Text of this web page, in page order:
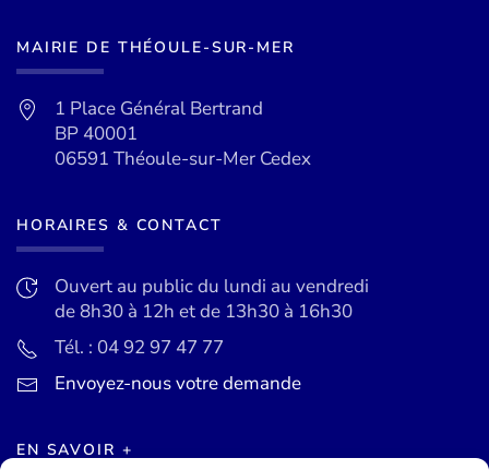
MAIRIE DE THÉOULE-SUR-MER
1 Place Général Bertrand
BP 40001
06591 Théoule-sur-Mer Cedex
HORAIRES & CONTACT
Ouvert au public du lundi au vendredi
de 8h30 à 12h et de 13h30 à 16h30
Tél. : 04 92 97 47 77
Envoyez-nous votre demande
EN SAVOIR +